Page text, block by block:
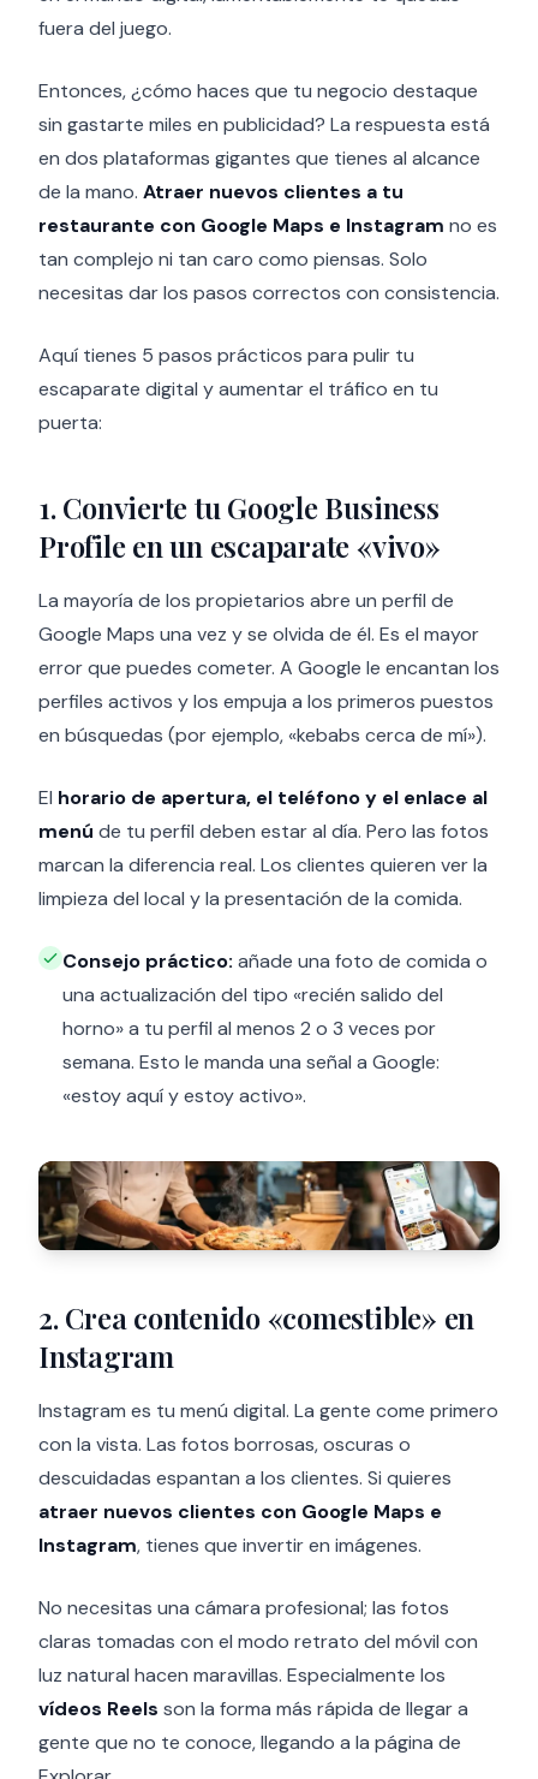
fuera del juego.
Entonces, ¿cómo haces que tu negocio destaque
sin gastarte miles en publicidad? La respuesta está
en dos plataformas gigantes que tienes al alcance
de la mano. Atraer nuevos clientes a tu
restaurante con Google Maps e Instagram no es
tan complejo ni tan caro como piensas. Solo
necesitas dar los pasos correctos con consistencia.
Aquí tienes 5 pasos prácticos para pulir tu
escaparate digital y aumentar el tráfico en tu
puerta:
1. Convierte tu Google Business
Profile en un escaparate «vivo»
La mayoría de los propietarios abre un perfil de
Google Maps una vez y se olvida de él. Es el mayor
error que puedes cometer. A Google le encantan los
perfiles activos y los empuja a los primeros puestos
en búsquedas (por ejemplo, «kebabs cerca de mí»).
El horario de apertura, el teléfono y el enlace al
menú de tu perfil deben estar al día. Pero las fotos
marcan la diferencia real. Los clientes quieren ver la
limpieza del local y la presentación de la comida.
Consejo práctico: añade una foto de comida o
una actualización del tipo «recién salido del
horno» a tu perfil al menos 2 o 3 veces por
semana. Esto le manda una señal a Google:
«estoy aquí y estoy activo».
2. Crea contenido «comestible» en
Instagram
Instagram es tu menú digital. La gente come primero
con la vista. Las fotos borrosas, oscuras o
descuidadas espantan a los clientes. Si quieres
atraer nuevos clientes con Google Maps e
Instagram, tienes que invertir en imágenes.
No necesitas una cámara profesional; las fotos
claras tomadas con el modo retrato del móvil con
luz natural hacen maravillas. Especialmente los
vídeos Reels son la forma más rápida de llegar a
gente que no te conoce, llegando a la página de